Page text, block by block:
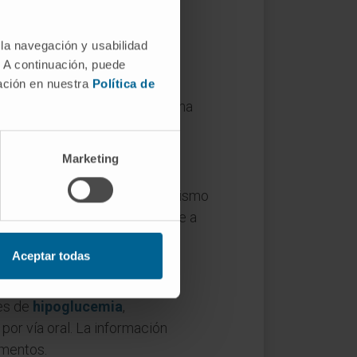
navegación y usabilidad
continuación, puede
en nuestra Política de
Marketing
Aceptar todas
a la capacidad de la hormona
hormonas comparten un mismo
una aumenta, la otra tiende a
de hipoglucemia,
vía oral. La información